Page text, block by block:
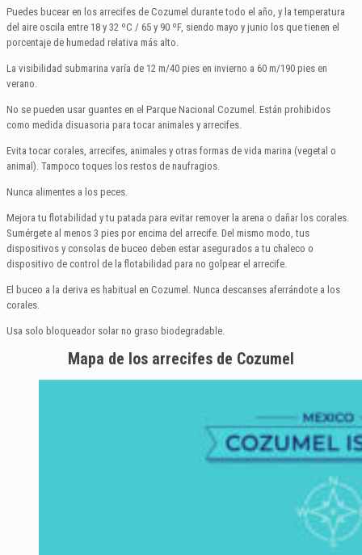
Puedes bucear en los arrecifes de Cozumel durante todo el año, y la temperatura
del aire oscila entre 18 y 32 ºC / 65 y 90 ºF, siendo mayo y junio los que tienen el
porcentaje de humedad relativa más alto.
La visibilidad submarina varía de 12 m/40 pies en invierno a 60 m/190 pies en
verano.
No se pueden usar guantes en el Parque Nacional Cozumel. Están prohibidos
como medida disuasoria para tocar animales y arrecifes.
Evita tocar corales, arrecifes, animales y otras formas de vida marina (vegetal o
animal). Tampoco toques los restos de naufragios.
Nunca alimentes a los peces.
Mejora tu flotabilidad y tu patada para evitar remover la arena o dañar los corales.
Sumérgete al menos 3 pies por encima del arrecife. Del mismo modo, tus
dispositivos y consolas de buceo deben estar asegurados a tu chaleco o
dispositivo de control de la flotabilidad para no golpear el arrecife.
El buceo a la deriva es habitual en Cozumel. Nunca descanses aferrándote a los
corales.
Usa solo bloqueador solar no graso biodegradable.
Mapa de los arrecifes de Cozumel